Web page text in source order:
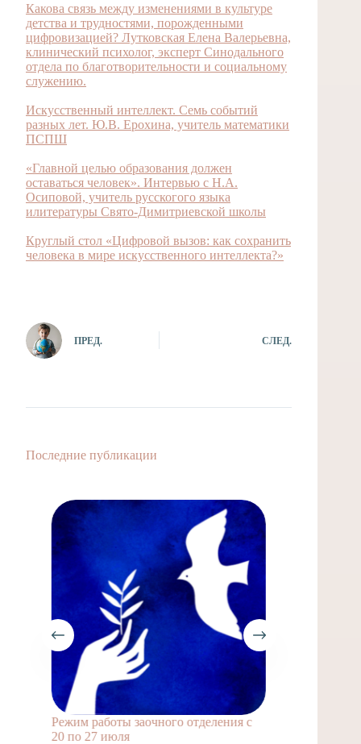
Какова связь между изменениями в культуре
детства и трудностями, порожденными
цифровизацией? Лутковская Елена Валерьевна,
клинический психолог, эксперт Синодального
отдела по благотворительности и социальному
служению.
Искусственный интеллект. Семь событий
разных лет. Ю.В. Ерохина, учитель математики
ПСПШ
«Главной целью образования должен
оставаться человек». Интервью с Н.А.
Осиповой, учитель русскогого языка
илитературы Свято-Димитриевской школы
Круглый стол «Цифровой вызов: как сохранить
человека в мире искусственного интеллекта?»
ПРЕД. СЛЕД.
Последние публикации
Режим работы заочного отделения с
20 по 27 июля